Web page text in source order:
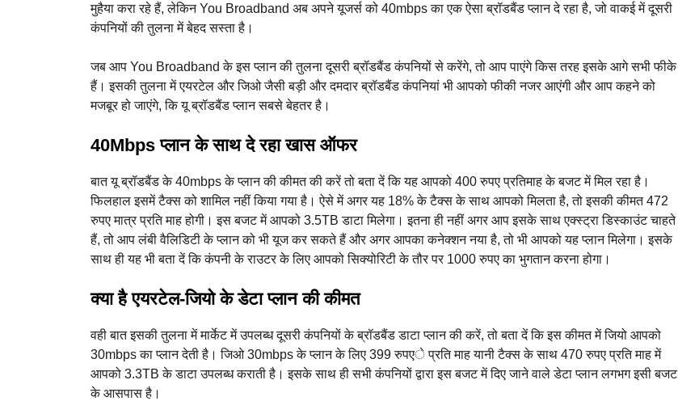
मुहैया करा रहे हैं, लेकिन You Broadband अब अपने यूजर्स को 40mbps का एक ऐसा ब्रॉडबैंड प्लान दे रहा है, जो वाकई में दूसरी
कंपनियों की तुलना में बेहद सस्ता है।
जब आप You Broadband के इस प्लान की तुलना दूसरी ब्रॉडबैंड कंपनियों से करेंगे, तो आप पाएंगे किस तरह इसके आगे सभी फीके
हैं। इसकी तुलना में एयरटेल और जिओ जैसी बड़ी और दमदार ब्रॉडबैंड कंपनियां भी आपको फीकी नजर आएंगी और आप कहने को
मजबूर हो जाएंगे, कि यू ब्रॉडबैंड प्लान सबसे बेहतर है।
40Mbps प्लान के साथ दे रहा खास ऑफर
बात यू ब्रॉडबैंड के 40mbps के प्लान की कीमत की करें तो बता दें कि यह आपको 400 रुपए प्रतिमाह के बजट में मिल रहा है।
फिलहाल इसमें टैक्स को शामिल नहीं किया गया है। ऐसे में अगर यह 18% के टैक्स के साथ आपको मिलता है, तो इसकी कीमत 472
रुपए मात्र प्रति माह होगी। इस बजट में आपको 3.5TB डाटा मिलेगा। इतना ही नहीं अगर आप इसके साथ एक्स्ट्रा डिस्काउंट चाहते
हैं, तो आप लंबी वैलिडिटी के प्लान को भी यूज कर सकते हैं और अगर आपका कनेक्शन नया है, तो भी आपको यह प्लान मिलेगा। इसके
साथ ही यह भी बता दें कि कंपनी के राउटर के लिए आपको सिक्योरिटी के तौर पर 1000 रुपए का भुगतान करना होगा।
क्या है एयरटेल-जियो के डेटा प्लान की कीमत
वही बात इसकी तुलना में मार्केट में उपलब्ध दूसरी कंपनियों के ब्रॉडबैंड डाटा प्लान की करें, तो बता दें कि इस कीमत में जियो आपको
30mbps का प्लान देती है। जिओ 30mbps के प्लान के लिए 399 रुपएे प्रति माह यानी टैक्स के साथ 470 रुपए प्रति माह में
आपको 3.3TB के डाटा उपलब्ध कराती है। इसके साथ ही सभी कंपनियों द्वारा इस बजट में दिए जाने वाले डेटा प्लान लगभग इसी बजट
के आसपास है।